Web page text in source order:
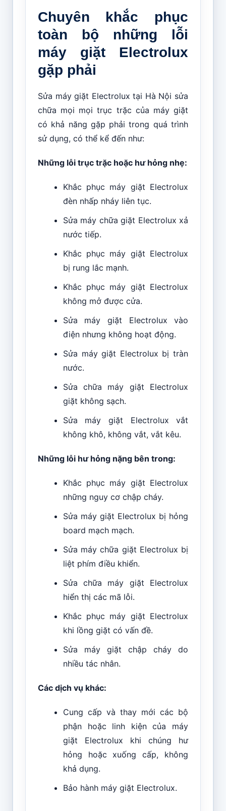
Chuyên khắc phục
toàn bộ những lỗi
máy giặt Electrolux
gặp phải
Sửa máy giặt Electrolux tại Hà Nội sửa
chữa mọi mọi trục trặc của máy giặt
có khả năng gặp phải trong quá trình
sử dụng, có thể kể đến như:
Những lỗi trục trặc hoặc hư hỏng nhẹ:
Khắc phục máy giặt Electrolux
đèn nhấp nháy liên tục.
Sửa máy chữa giặt Electrolux xả
nước tiếp.
Khắc phục máy giặt Electrolux
bị rung lắc mạnh.
Khắc phục máy giặt Electrolux
không mở được cửa.
Sửa máy giặt Electrolux vào
điện nhưng không hoạt động.
Sửa máy giặt Electrolux bị tràn
nước.
Sửa chữa máy giặt Electrolux
giặt không sạch.
Sửa máy giặt Electrolux vắt
không khô, không vắt, vắt kêu.
Những lỗi hư hỏng nặng bên trong:
Khắc phục máy giặt Electrolux
những nguy cơ chập cháy.
Sửa máy giặt Electrolux bị hỏng
board mạch mạch.
Sửa máy chữa giặt Electrolux bị
liệt phím điều khiển.
Sửa chữa máy giặt Electrolux
hiển thị các mã lỗi.
Khắc phục máy giặt Electrolux
khi lồng giặt có vấn đề.
Sửa máy giặt chập cháy do
nhiều tác nhân.
Các dịch vụ khác:
Cung cấp và thay mới các bộ
phận hoặc linh kiện của máy
giặt Electrolux khi chúng hư
hỏng hoặc xuống cấp, không
khả dụng.
Bảo hành máy giặt Electrolux.